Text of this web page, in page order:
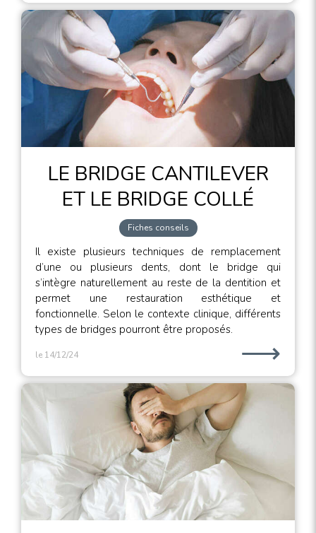
LE BRIDGE CANTILEVER
ET LE BRIDGE COLLÉ
Fiches conseils
Il existe plusieurs techniques de remplacement
d’une ou plusieurs dents, dont le bridge qui
s’intègre naturellement au reste de la dentition et
permet une restauration esthétique et
fonctionnelle. Selon le contexte clinique, différents
types de bridges pourront être proposés.
le 14/12/24 ⟶